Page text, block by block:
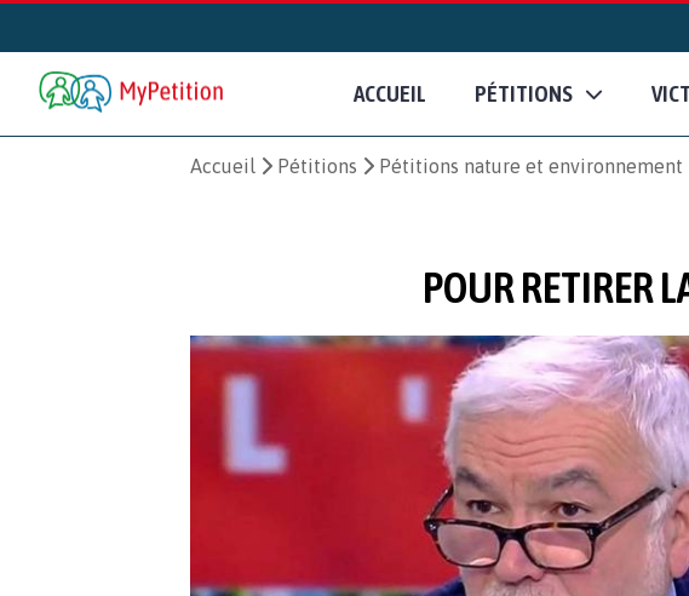
ACCUEIL PÉTITIONS
Accueil Pétitions Pétitions nature et environnement
POUR RETIRER